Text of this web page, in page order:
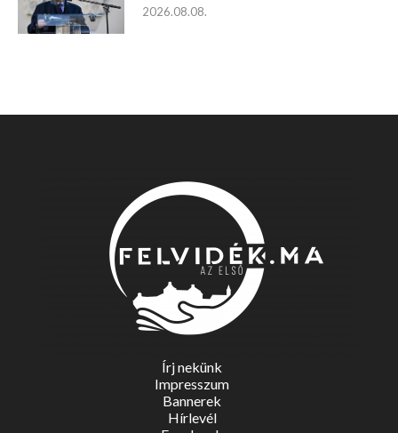
2026.08.08.
Írj nekünk
Impresszum
Bannerek
Hírlevél